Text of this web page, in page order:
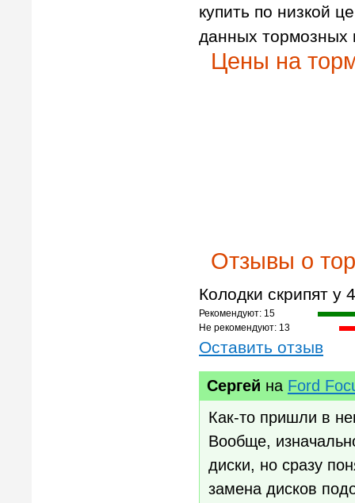
купить по низкой
данных тормозных
Цены на
Отзывы о
Колодки скрипят у
Рекомендуют: 15
Не рекомендуют: 13
Оставить отзыв
Сергей на Ford
Как-то пришли в
Вообще,
диски, но сразу
замена дисков